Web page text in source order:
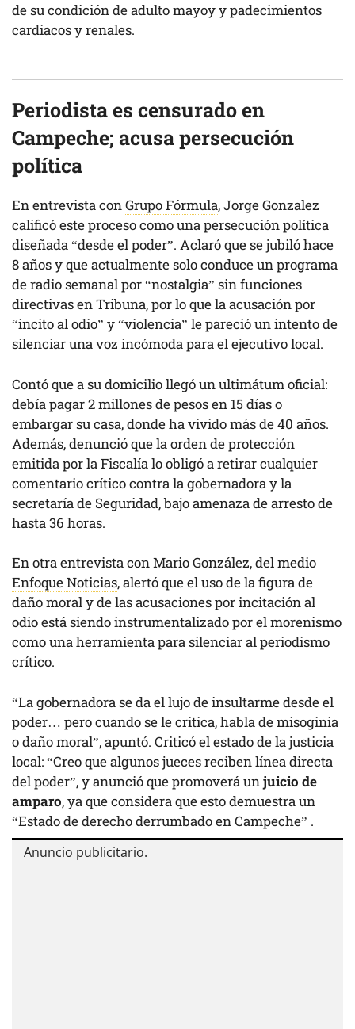
de su condición de adulto mayoy y padecimientos
cardiacos y renales.
Periodista es censurado en
Campeche; acusa persecución
política
En entrevista conGrupo Fórmula, Jorge Gonzalez
calificó este proceso como una persecución política
diseñada “desde el poder”. Aclaró que se jubiló hace
8 años y que actualmente solo conduce un programa
de radio semanal por “nostalgia” sin funciones
directivas en Tribuna, por lo que la acusación por
“incito al odio” y “violencia” le pareció un intento de
silenciar una voz incómoda para el ejecutivo local.
Contó que a su domicilio llegó un ultimátum oficial:
debía pagar 2 millones de pesos en 15 días o
embargar su casa, donde ha vivido más de 40 años.
Además, denunció que la orden de protección
emitida por la Fiscalía lo obligó a retirar cualquier
comentario crítico contra la gobernadora y la
secretaría de Seguridad, bajo amenaza de arresto de
hasta 36 horas.
En otra entrevista con Mario González, del medio
Enfoque Noticias, alertó que el uso de la figura de
daño moral y de las acusaciones por incitación al
odio está siendo instrumentalizado por el morenismo
como una herramienta para silenciar al periodismo
crítico.
“La gobernadora se da el lujo de insultarme desde el
poder… pero cuando se le critica, habla de misoginia
o daño moral”, apuntó. Criticó el estado de la justicia
local: “Creo que algunos jueces reciben línea directa
del poder”, y anunció que promoverá un juicio de
amparo, ya que considera que esto demuestra un
“Estado de derecho derrumbado en Campeche” .